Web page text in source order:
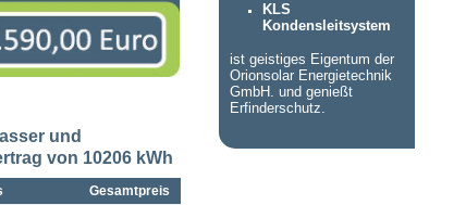
KLS
Kondensleitsystem
ist geistiges Eigentum der
Orionsolar Energietechnik
GmbH. und genießt
Erfinderschutz.
und
von 10206 kWh
Gesamtpreis